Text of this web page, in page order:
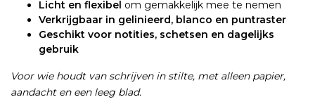
Licht en flexibel om gemakkelijk mee te nemen
Verkrijgbaar in gelinieerd, blanco en puntraster
Geschikt voor notities, schetsen en dagelijks
gebruik
Voor wie houdt van schrijven in stilte, met alleen papier,
aandacht en een leeg blad.